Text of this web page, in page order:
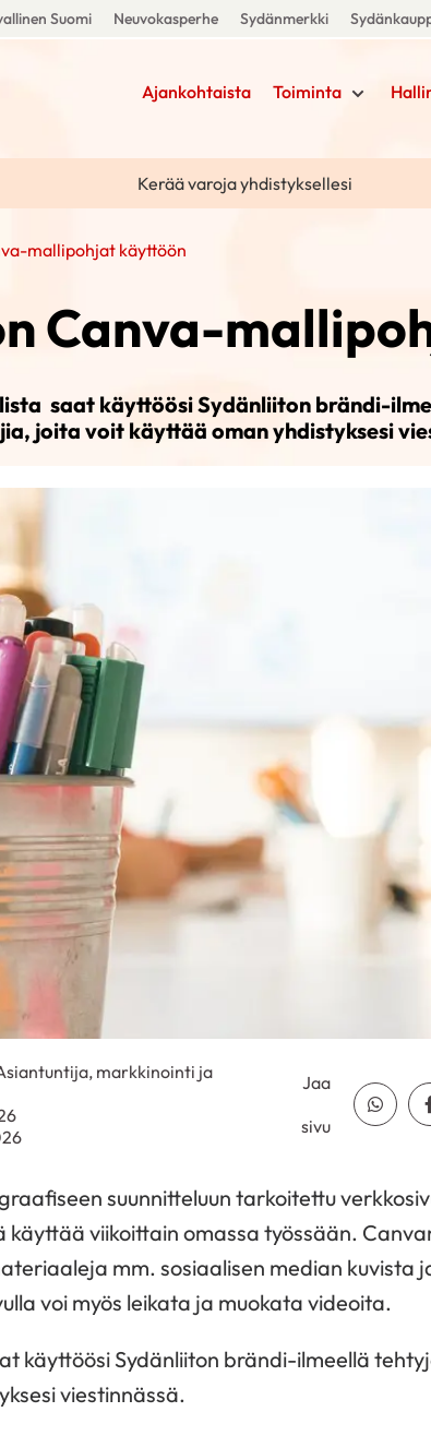
Suomi Neuvokasperhe Sydänmerkki
Ajankohtaista Toiminta
Kerää varoja yhdistyksellesi
mallipohjat käyttöön
Canva-
saat käyttöösi Sydänliiton brändi-
joita voit käyttää oman yhdistyksesi
markkinointi ja
Jaa
sivu
Jaa
suunnitteluun tarkoitettu
käyttää viikoittain omassa työssään.
mm. sosiaalisen median kuvista
voi myös leikata ja muokata videoita.
käyttöösi Sydänliiton brändi-ilmeellä
viestinnässä.